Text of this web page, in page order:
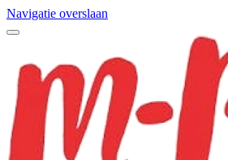
Navigatie overslaan